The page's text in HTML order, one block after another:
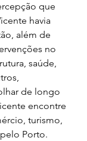
que
havia
além de
no
saúde,
de longo
encontre
turismo,
Porto.